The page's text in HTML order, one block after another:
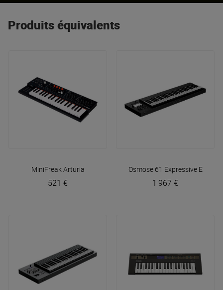
Produits équivalents
MiniFreakArturia
521 €
Osmose 61 Expressive E
1 967 €